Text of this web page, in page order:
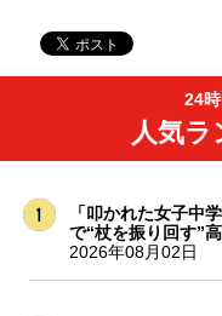
24
人気ラ
「叩かれた女子中
で“杖を振り回す”
2026年08月02日